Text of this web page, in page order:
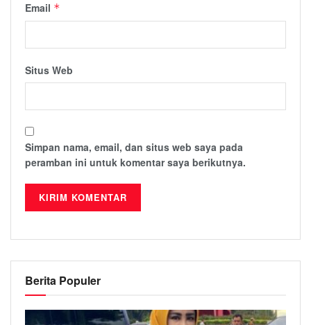
Email *
Situs Web
Simpan nama, email, dan situs web saya pada
peramban ini untuk komentar saya berikutnya.
Berita Populer